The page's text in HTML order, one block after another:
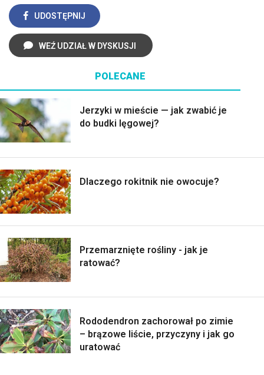
UDOSTĘPNIJ
WEŹ UDZIAŁ W DYSKUSJI
POLECANE
Jerzyki w mieście — jak zwabić je
do budki lęgowej?
Dlaczego rokitnik nie owocuje?
Przemarznięte rośliny - jak je
ratować?
Rododendron zachorował po zimie
– brązowe liście, przyczyny i jak go
uratować